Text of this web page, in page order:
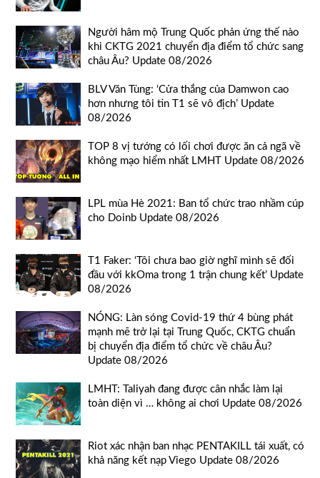
Người hâm mộ Trung Quốc phản ứng thế nào
khi CKTG 2021 chuyển địa điểm tổ chức sang
châu Âu? Update 08/2026
BLV Văn Tùng: ‘Cửa thắng của Damwon cao
hơn nhưng tôi tin T1 sẽ vô địch’ Update
08/2026
TOP 8 vị tướng có lối chơi được ăn cả ngã về
không mạo hiểm nhất LMHT Update 08/2026
LPL mùa Hè 2021: Ban tổ chức trao nhầm cúp
cho Doinb Update 08/2026
T1 Faker: ‘Tôi chưa bao giờ nghĩ mình sẽ đối
đầu với kkOma trong 1 trận chung kết’ Update
08/2026
NÓNG: Làn sóng Covid-19 thứ 4 bùng phát
mạnh mẽ trở lại tại Trung Quốc, CKTG chuẩn
bị chuyển địa điểm tổ chức về châu Âu?
Update 08/2026
LMHT: Taliyah đang được cân nhắc làm lại
toàn diện vì … không ai chơi Update 08/2026
Riot xác nhận ban nhạc PENTAKILL tái xuất, có
khả năng kết nạp Viego Update 08/2026